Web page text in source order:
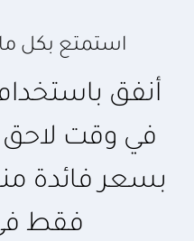
استمتع بكل
أنفق
في وقت
فقط